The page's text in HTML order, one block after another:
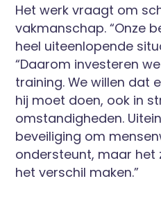
Het werk vraagt om
vakmanschap. “Onze
heel uiteenlopende
“Daarom investeren
training. We willen dat
hij moet doen, ook in
omstandigheden.
beveiliging om
ondersteunt, maar het
het verschil maken.”